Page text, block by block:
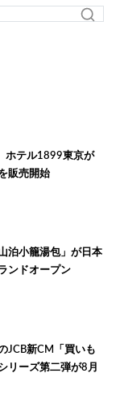
ホテル1899東京が
販売開始
泊小籠湯包」が日本
ンドオープン
JCB新CM「買いも
リーズ第二弾が8月